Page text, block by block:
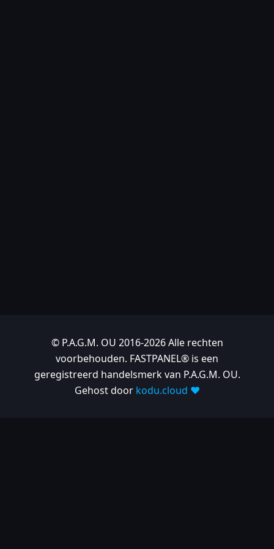
© P.A.G.M. OU 2016-2026 Alle rechten
voorbehouden. FASTPANEL® is een
geregistreerd handelsmerk van P.A.G.M. OU.
Gehost door kodu.cloud ❤️